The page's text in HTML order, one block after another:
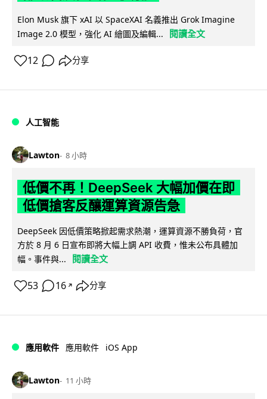
Elon Musk 旗下 xAI 以 SpaceXAI 名義推出 Grok Imagine
Image 2.0 模型，強化 AI 繪圖及編輯...
閱讀全文
12 分享
人工智能
Lawton 8 小時
低價不再！DeepSeek 大幅加價在即
低價搶客反釀運算資源告急
DeepSeek 因低價策略掀起需求熱潮，運算資源不勝負荷，官
方於 8 月 6 日宣布即將大幅上調 API 收費，惟未公布具體加
幅。事件與...
閱讀全文
53 16 ↗ 分享
應用軟件 應用軟件 iOS App
Lawton 11 小時